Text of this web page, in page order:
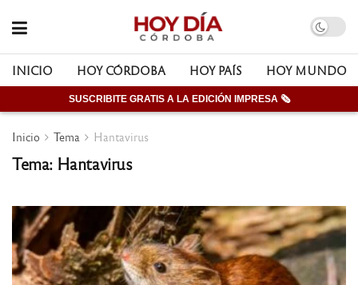
INICIO HOY CÓRDOBA HOY PAÍS HOY MUNDO
SUSCRIBITE GRATIS A LA EDICIÓN IMPRESA 🗞
Inicio Tema Hantavirus
Tema: Hantavirus